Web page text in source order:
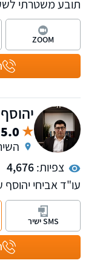
תובע משטרתי
ובתיקי מעצרים
ובמחיקת רישום
ZOOM
5.0
צפיות:4,676
עו"ד אביחי
וירושות, לצד
מנהליות ומשפט
עו"ד יהוסף
מרכזיים ומייצג
תוך שילוב בין
SMS ישיר